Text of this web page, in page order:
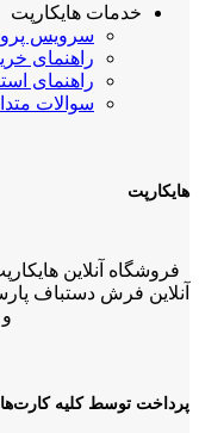
خدمات هایکارپت
سرویس پرو
راهنمای
راهنمای
سوالات
هایکارپت
فروشگاه آنلاین
آنلاین فرش دستباف
پرداخت توسط کلیه